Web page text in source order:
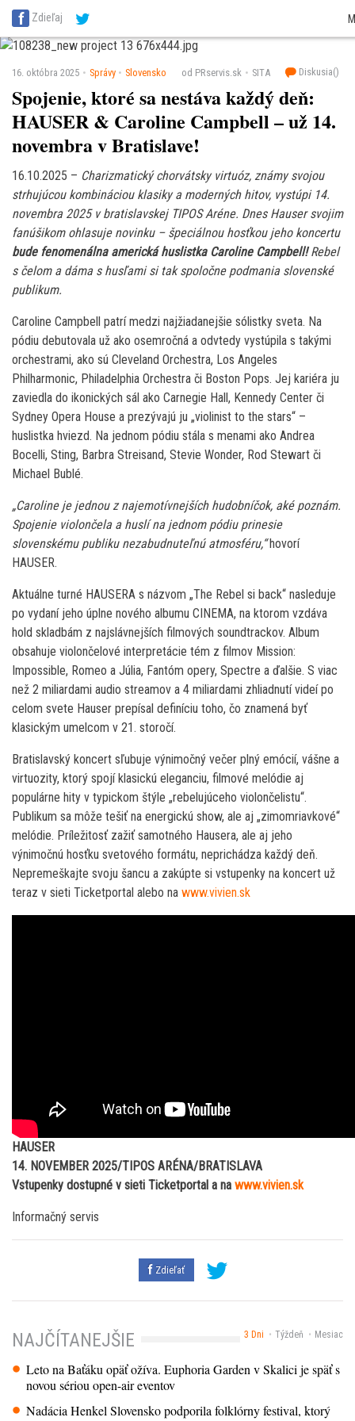
SITA Energetika
SITA Reality
SITA Školstvo
Zdieľaj
16. októbra 2025 Správy Slovensko od PRservis.sk SITA Diskusia()
Spojenie, ktoré sa nestáva každý deň:
HAUSER & Caroline Campbell – už 14.
novembra v Bratislave!
16.10.2025 – Charizmatický chorvátsky virtuóz, známy svojou
strhujúcou kombináciou klasiky a moderných hitov, vystúpi 14.
novembra 2025 v bratislavskej TIPOS Aréne. Dnes Hauser svojim
fanúšikom ohlasuje novinku – špeciálnou hosťkou jeho koncertu
bude fenomenálna americká huslistka Caroline Campbell!Rebel
s čelom a dáma s husľami si tak spoločne podmania slovenské
publikum.
Caroline Campbell patrí medzi najžiadanejšie sólistky sveta. Na
pódiu debutovala už ako osemročná a odvtedy vystúpila s takými
orchestrami, ako sú Cleveland Orchestra, Los Angeles
Philharmonic, Philadelphia Orchestra či Boston Pops. Jej kariéra ju
zaviedla do ikonických sál ako Carnegie Hall, Kennedy Center či
Sydney Opera House a prezývajú ju „violinist to the stars“ –
huslistka hviezd. Na jednom pódiu stála s menami ako Andrea
Bocelli, Sting, Barbra Streisand, Stevie Wonder, Rod Stewart či
Michael Bublé.
„Caroline je jednou z najemotívnejších hudobníčok, aké poznám.
Spojenie violončela a huslí na jednom pódiu prinesie
slovenskému publiku nezabudnuteľnú atmosféru,“hovorí
HAUSER.
Aktuálne turné HAUSERA s názvom „The Rebel si back“ nasleduje
po vydaní jeho úplne nového albumu CINEMA, na ktorom vzdáva
hold skladbám z najslávnejších filmových soundtrackov. Album
obsahuje violončelové interpretácie tém z filmov Mission:
Impossible, Romeo a Júlia, Fantóm opery, Spectre a ďalšie. S viac
než 2 miliardami audio streamov a 4 miliardami zhliadnutí videí po
celom svete Hauser prepísal definíciu toho, čo znamená byť
klasickým umelcom v 21. storočí.
Bratislavský koncert sľubuje výnimočný večer plný emócií, vášne a
virtuozity, ktorý spojí klasickú eleganciu, filmové melódie aj
populárne hity v typickom štýle „rebelujúceho violončelistu“.
Publikum sa môže tešiť na energickú show, ale aj „zimomriavkové“
melódie. Príležitosť zažiť samotného Hausera, ale aj jeho
výnimočnú hosťku svetového formátu, neprichádza každý deň.
Nepremeškajte svoju šancu a zakúpte si vstupenky na koncert už
teraz v sieti Ticketportal alebo na www.vivien.sk
HAUSER
14. NOVEMBER 2025/TIPOS ARÉNA/BRATISLAVA
Vstupenky dostupné v sieti Ticketportal a na www.vivien.sk
Informačný servis
Zdieľať
3 Dni Týždeň Mesiac
NAJČÍTANEJŠIE
Leto na Baťáku opäť ožíva. Euphoria Garden v Skalici je späť s
novou sériou open-air eventov
Nadácia Henkel Slovensko podporila folklórny festival, ktorý